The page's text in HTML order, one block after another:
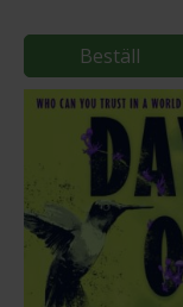
Beställ